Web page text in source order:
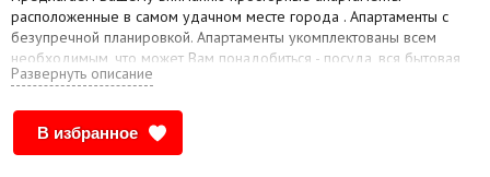
расположенные в самом удачном месте города . Апартаменты с
безупречной планировкой. Апартаменты укомплектованы всем
необходимым, что может Вам понадобиться - посуда, вся бытовая
техника, постельное бельё, WI-FI ср-ва личной гигиены.
Развернуть описание
В избранное